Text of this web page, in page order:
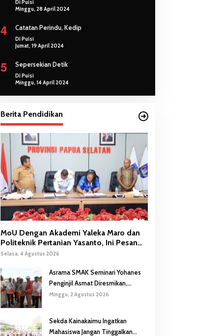
Di Puisi
Minggu, 28 April 2024
4 Catatan Perindu, Kedip
Di Puisi
Jumat, 19 April 2024
5 Sepersekian Detik
Di Puisi
Minggu, 14 April 2024
Berita Pendidikan
MoU Dengan Akademi Yaleka Maro dan
Politeknik Pertanian Yasanto, Ini Pesan
Gubernur Safanpo
Selasa, 4 Agustus 2026
Asrama SMAK Seminari Yohanes
Penginjil Asmat Diresmikan,
Gubernur Safanpo: Pentingnya
Minggu, 2 Agustus 2026
Sekda Kainakaimu Ingatkan
Mahasiswa Jangan Tinggalkan